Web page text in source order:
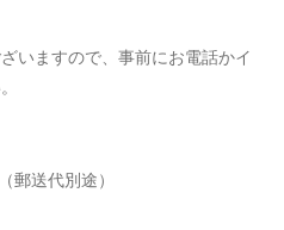
いますので、事前にお電話かイ
郵送代別途）